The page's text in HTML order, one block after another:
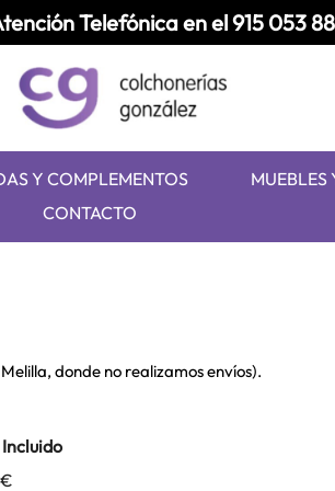
Telefónica en el915 053
Y COMPLEMENTOS MUEBLES
CONTACTO
donde no realizamos envíos).